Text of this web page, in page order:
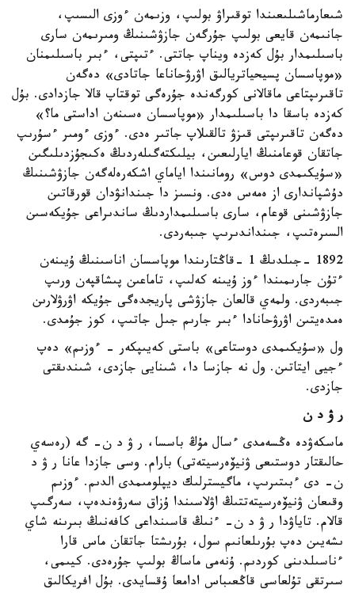
شىعارماشىلىعىندا توقىراۋ بولىپ، وزىمەن ءوزى الىسىپ،
جانىمەن قايعى بولىپ جۇرگەن جازۋشىنىڭ ومىرىمەن سارى
باسىلىمدار بۇل كەزدە ويناپ جاتتى. ءتىپتى، ءبىر باسىلىمنان
«موپاسسان پسيحياتريالىق اۋرۋحاناعا جاتادى» دەگەن
تاقىرىپتاعى ماقالانى كورگەندە جۇرەگى توقتاپ قالا جازدادى. بۇل
كەزدە باسقا دا باسىلىمدار «موپاسسان ەسىنەن اداستى ما؟»
دەگەن تاقىرىپتى قىزۋ تالقىلاپ جاتىر ەدى. ءوزى ءومىر ءسۇرىپ
جاتقان قوعامنىڭ ايارلىعىن، بيلىكتەگىلەردىڭ ەكىجۇزدىلىگىن
«سۇيكىمدى دوس» رومانىندا اياماي اشكەرەلەگەن جازۋشىنىڭ
دۇشپاندارى از ەمەس ەدى. ونسىز دا جىندانۋدان قورقاتىن
جازۋشىنى قوعام، سارى باسىلىمداردىڭ ساندىراعى جۇيكەسىن
السىرەتىپ، جىنداندىرىپ جىبەردى.
1892 -جىلدىڭ 1 -قاڭتارىندا موپاسسان اناسىنىڭ ۇيىنەن
ءتۇن جارىمىندا ءوز ۇيىنە كەلىپ، تاماعىن پىشاقپەن ورىپ
جىبەردى. ولمەي قالعان جازۋشى پاريجدەگى جۇيكە اۋرۋلارىن
ەمدەيتىن اۋرۋحانادا ءبىر جارىم جىل جاتىپ، كوز جۇمدى.
ول «سۇيكىمدى دوستاعى» باستى كەيىپكەر - ءوزىم» دەپ
ءجيى ايتاتىن. ول نە جازسا دا، شىنايى جازدى، شىندىقتى
جازدى.
ر ۋ د ن
ماسكەۋدە ەڭسەمدى ءسال مۇڭ باسسا، ر ۋ د ن- گە (رەسەي
حالىقتار دوستىعى ۋنيۆەرسيتەتى) بارام. وسى جازدا عانا ر ۋ د
ن- دى ءبىتىرىپ، ماگيسترلىك ديپلومىمدى الدىم. ءوزىم
وقىعان ۋنيۆەرسيتەتتىڭ اۋلاسىندا ۇزاق سەرۋەندەپ، سەرگىپ
قالام. تاياۋدا ر ۋ د ن- ءنىڭ قاسىنداعى كافەنىڭ بىرىنە شاي
ىشەيىن دەپ بۇرىلعانىم سول، بۇرىشتا جاتقان ماس قارا
ءناسىلدىنى كوردىم. ۇنەمى ماساڭ بولىپ جۇرەدى. كيىمى،
سىرتقى تۇلعاسى قاڭعىباس ادامعا ۇقسايدى. بۇل افريكالىق